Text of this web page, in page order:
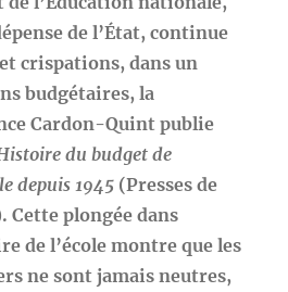
de l’État, continue
crispations, dans un
budgétaires, la
Cardon-Quint publie
du budget de
depuis 1945 (Presses de
Cette plongée dans
de l’école montre que les
ne sont jamais neutres,